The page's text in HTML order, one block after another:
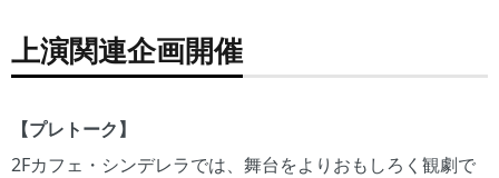
上演関連企画開催
【プレトーク】
2Fカフェ・シンデレラでは、舞台をよりおもしろく観劇で